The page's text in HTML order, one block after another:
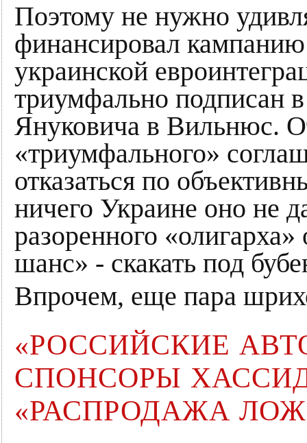
Поэтому не нужно
финансировал
украинской
триумфально подписан
Януковича в Вильнюс.
«триумфального»
отказаться по
ничего Украине оно не
разоренного
шанс» - скакать под
Впрочем, еще пара
«РОССИЙСКИЕ
СПОНСОРЫ
«РАСПРОДАЖА